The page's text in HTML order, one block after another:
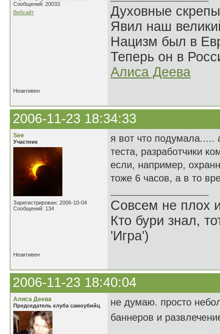
Сообщений: 20033
Вебсайт
Духовные
Явил наш
Нацизм был в
Теперь он в
Алиса Деева
Неактивен
2006-11-23 18:34:33
See
Участник
Зарегистрирован: 2006-10-04
Сообщений: 134
я вот что подумала.....
теста, разработчики
если, например,
тоже 6 часов, а в то
Совсем не плох
Кто бури знал,
'Игра')
Неактивен
2006-11-23 18:40:04
Алиса Деева
Председатель клуба самоубийц
не думаю. просто
баннеров и